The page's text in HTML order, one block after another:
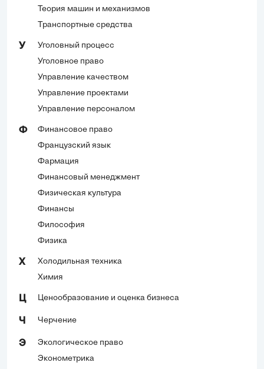
Теория машин и механизмов
Транспортные средства
У
Уголовный процесс
Уголовное право
Управление качеством
Управление проектами
Управление персоналом
Ф
Финансовое право
Французский язык
Фармация
Финансовый менеджмент
Физическая культура
Финансы
Философия
Физика
Х
Холодильная техника
Химия
Ц Ценообразование и оценка бизнеса
Ч Черчение
Э
Экологическое право
Эконометрика